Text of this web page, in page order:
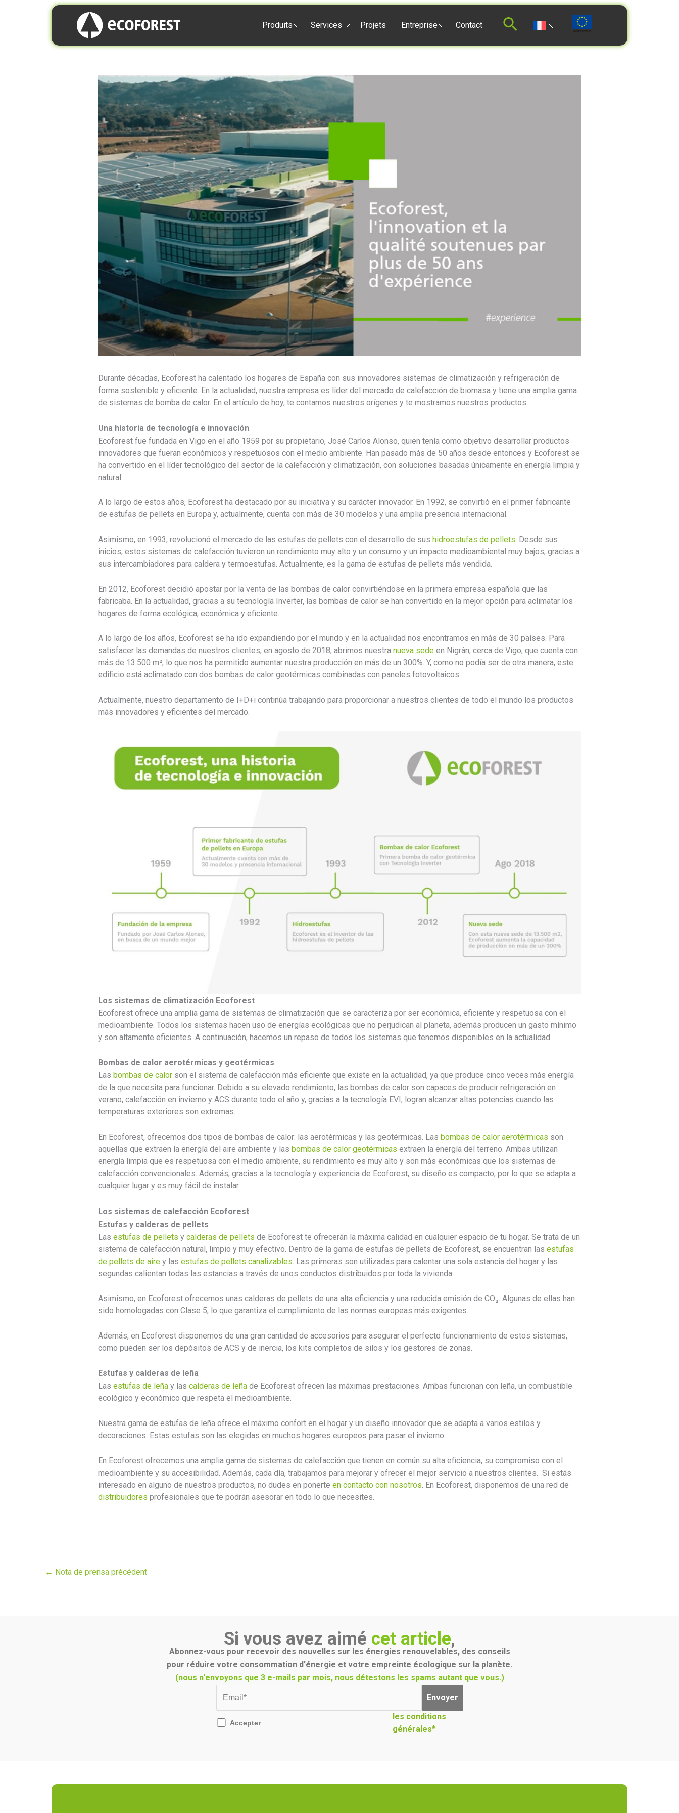
Produits Services Projets Entreprise Contact
Durante décadas, Ecoforest ha calentado los hogares de España con sus innovadores sistemas de climatización y refrigeración de
forma sostenible y eficiente. En la actualidad, nuestra empresa es líder del mercado de calefacción de biomasa y tiene una amplia gama
de sistemas de bomba de calor. En el artículo de hoy, te contamos nuestros orígenes y te mostramos nuestros productos.
Una historia de tecnología e innovación
Ecoforest fue fundada en Vigo en el año 1959 por su propietario, José Carlos Alonso, quien tenía como objetivo desarrollar productos
innovadores que fueran económicos y respetuosos con el medio ambiente. Han pasado más de 50 años desde entonces y Ecoforest se
ha convertido en el líder tecnológico del sector de la calefacción y climatización, con soluciones basadas únicamente en energía limpia y
natural.
A lo largo de estos años, Ecoforest ha destacado por su iniciativa y su carácter innovador. En 1992, se convirtió en el primer fabricante
de estufas de pellets en Europa y, actualmente, cuenta con más de 30 modelos y una amplia presencia internacional.
Asimismo, en 1993, revolucionó el mercado de las estufas de pellets con el desarrollo de sus hidroestufas de pellets. Desde sus
inicios, estos sistemas de calefacción tuvieron un rendimiento muy alto y un consumo y un impacto medioambiental muy bajos, gracias a
sus intercambiadores para caldera y termoestufas. Actualmente, es la gama de estufas de pellets más vendida.
En 2012, Ecoforest decidió apostar por la venta de las bombas de calor convirtiéndose en la primera empresa española que las
fabricaba. En la actualidad, gracias a su tecnología Inverter, las bombas de calor se han convertido en la mejor opción para aclimatar los
hogares de forma ecológica, económica y eficiente.
A lo largo de los años, Ecoforest se ha ido expandiendo por el mundo y en la actualidad nos encontramos en más de 30 países. Para
satisfacer las demandas de nuestros clientes, en agosto de 2018, abrimos nuestra nueva sedeen Nigrán, cerca de Vigo, que cuenta con
más de 13.500 m², lo que nos ha permitido aumentar nuestra producción en más de un 300%. Y, como no podía ser de otra manera, este
edificio está aclimatado con dos bombas de calor geotérmicas combinadas con paneles fotovoltaicos.
Actualmente, nuestro departamento de I+D+i continúa trabajando para proporcionar a nuestros clientes de todo el mundo los productos
más innovadores y eficientes del mercado.
Los sistemas de climatización Ecoforest
Ecoforest ofrece una amplia gama de sistemas de climatización que se caracteriza por ser económica, eficiente y respetuosa con el
medioambiente. Todos los sistemas hacen uso de energías ecológicas que no perjudican al planeta, además producen un gasto mínimo
y son altamente eficientes. A continuación, hacemos un repaso de todos los sistemas que tenemos disponibles en la actualidad.
Bombas de calor aerotérmicas y geotérmicas
Las bombas de calorson el sistema de calefacción más eficiente que existe en la actualidad, ya que produce cinco veces más energía
de la que necesita para funcionar. Debido a su elevado rendimiento, las bombas de calor son capaces de producir refrigeración en
verano, calefacción en invierno y ACS durante todo el año y, gracias a la tecnología EVI, logran alcanzar altas potencias cuando las
temperaturas exteriores son extremas.
En Ecoforest, ofrecemos dos tipos de bombas de calor: las aerotérmicas y las geotérmicas. Las bombas de calor aerotérmicas son
aquellas que extraen la energía del aire ambiente y las bombas de calor geotérmicas extraen la energía del terreno. Ambas utilizan
energía limpia que es respetuosa con el medio ambiente, su rendimiento es muy alto y son más económicas que los sistemas de
calefacción convencionales. Además, gracias a la tecnología y experiencia de Ecoforest, su diseño es compacto, por lo que se adapta a
cualquier lugar y es muy fácil de instalar.
Los sistemas de calefacción Ecoforest
Estufas y calderas de pellets
Las estufas de pellets y calderas de pellets de Ecoforest te ofrecerán la máxima calidad en cualquier espacio de tu hogar. Se trata de un
sistema de calefacción natural, limpio y muy efectivo. Dentro de la gama de estufas de pellets de Ecoforest, se encuentran las estufas
de pellets de airey las estufas de pellets canalizables . Las primeras son utilizadas para calentar una sola estancia del hogar y las
segundas calientan todas las estancias a través de unos conductos distribuidos por toda la vivienda.
Asimismo, en Ecoforest ofrecemos unas calderas de pellets de una alta eficiencia y una reducida emisión de CO₂. Algunas de ellas han
sido homologadas con Clase 5, lo que garantiza el cumplimiento de las normas europeas más exigentes.
Además, en Ecoforest disponemos de una gran cantidad de accesorios para asegurar el perfecto funcionamiento de estos sistemas,
como pueden ser los depósitos de ACS y de inercia, los kits completos de silos y los gestores de zonas.
Estufas y calderas de leña
Las estufas de leñay las calderas de leñade Ecoforest ofrecen las máximas prestaciones. Ambas funcionan con leña, un combustible
ecológico y económico que respeta el medioambiente.
Nuestra gama de estufas de leña ofrece el máximo confort en el hogar y un diseño innovador que se adapta a varios estilos y
decoraciones. Estas estufas son las elegidas en muchos hogares europeos para pasar el invierno.
En Ecoforest ofrecemos una amplia gama de sistemas de calefacción que tienen en común su alta eficiencia, su compromiso con el
medioambiente y su accesibilidad. Además, cada día, trabajamos para mejorar y ofrecer el mejor servicio a nuestros clientes. Si estás
interesado en alguno de nuestros productos, no dudes en ponerte en contacto con nosotros . En Ecoforest, disponemos de una red de
distribuidores profesionales que te podrán asesorar en todo lo que necesites.
← Nota de prensa précédent
Si vous avez aimé cet article,
Abonnez-vous pour recevoir des nouvelles sur les énergies renouvelables, des conseils
pour réduire votre consommation d'énergie et votre empreinte écologique sur la planète.
(nous n'envoyons que 3 e-mails par mois, nous détestons les spams autant que vous.)
Envoyer
Accepter
les conditions
générales*